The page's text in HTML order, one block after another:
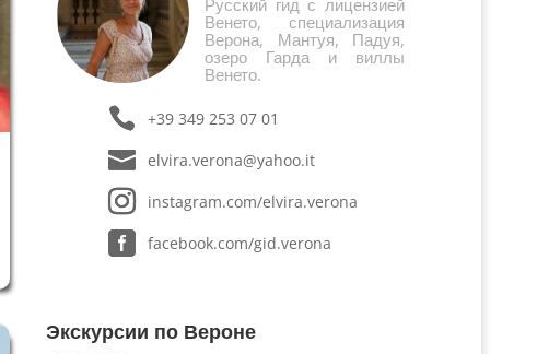
Русский гид с лицензией
Венето, специализация
Верона, Мантуя, Падуя,
озеро Гарда и виллы
Венето.
+39 349 253 07 01
elvira.verona@yahoo.it
instagram.com/elvira.verona
facebook.com/gid.verona
Экскурсии по Вероне